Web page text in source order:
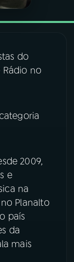
do
Rádio no
2009,
e
na
Planalto
país
da
mais